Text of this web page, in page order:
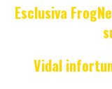
Esclusiva
Vidal